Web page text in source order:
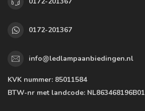
0172-201367
info@ledlampaanbiedingen.nl
KVK nummer: 85011584
BTW-nr met landcode: NL863468196B01